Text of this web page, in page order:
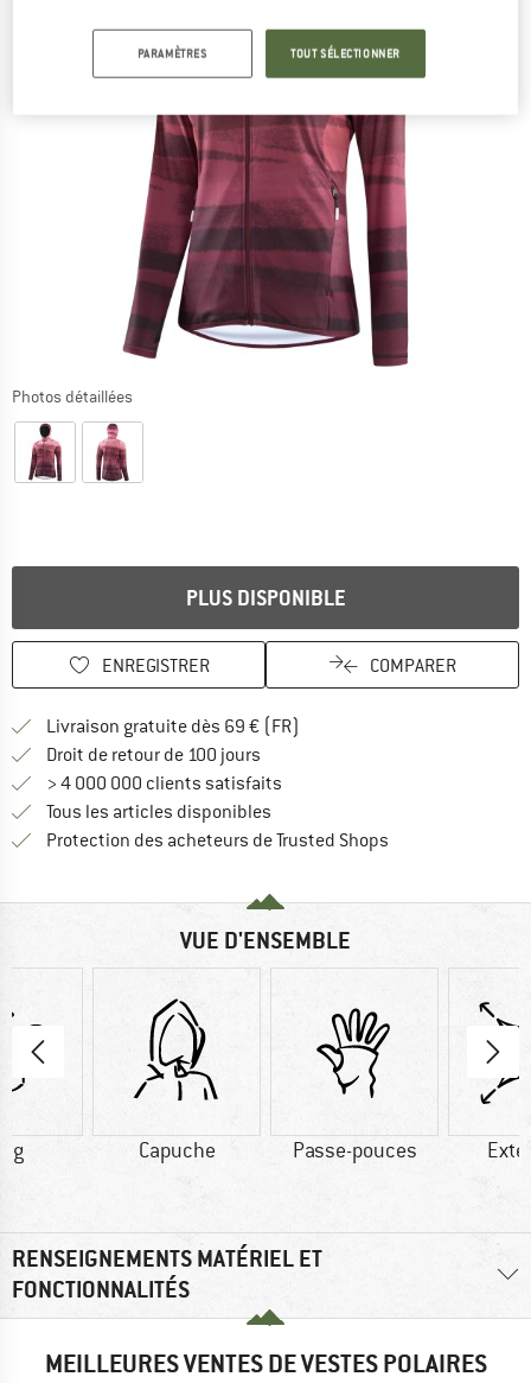
Photos détaillées
PLUS DISPONIBLE
ENREGISTRER COMPARER
Livraison gratuite dès 69 € (FR)
Droit de retour de 100 jours
> 4 000 000 clients satisfaits
Tous les articles disponibles
Protection des acheteurs de Trusted Shops
VUE D'ENSEMBLE
g Capuche Passe-pouces
RENSEIGNEMENTS MATÉRIEL ET
FONCTIONNALITÉS
MEILLEURES VENTES DE VESTES POLAIRES
PARAMÈTRES TOUT SÉLECTIONNER